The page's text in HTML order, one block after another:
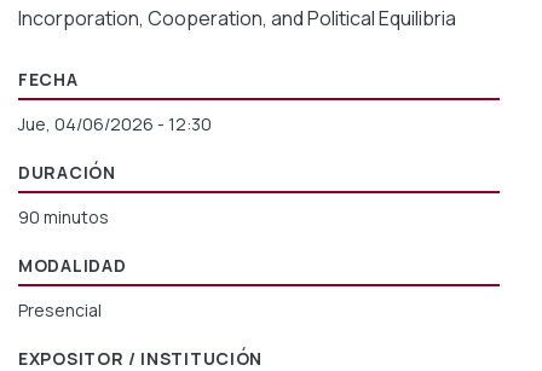
Incorporation, Cooperation, and Political Equilibria
FECHA
Jue, 04/06/2026 - 12:30
DURACIÓN
90 minutos
MODALIDAD
Presencial
EXPOSITOR / INSTITUCIÓN